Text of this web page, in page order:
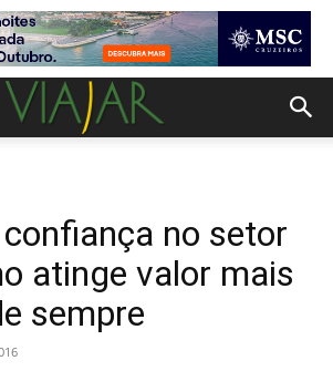
no setor
atinge valor mais
sempre